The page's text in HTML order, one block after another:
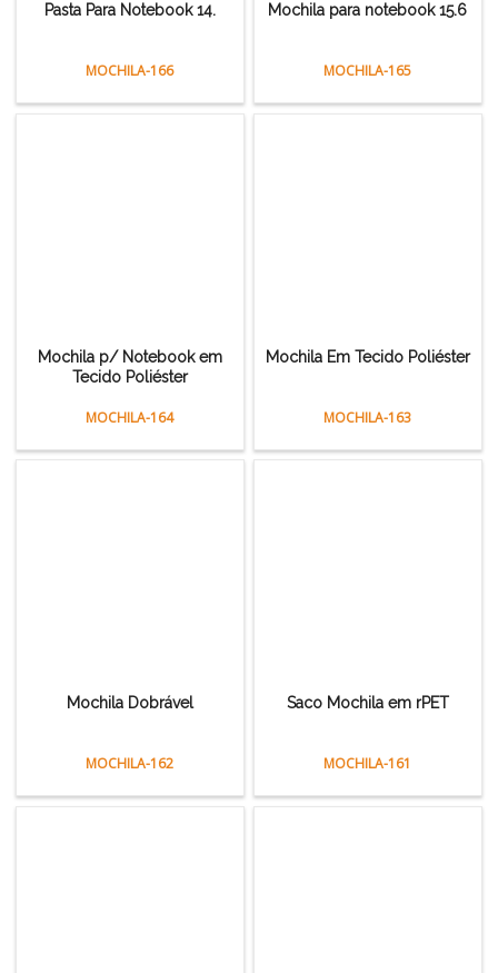
Pasta Para Notebook 14.
MOCHILA-166
Mochila para notebook 15.6
MOCHILA-165
Mochila p/ Notebook em
Tecido Poliéster
MOCHILA-164
Mochila Em Tecido Poliéster
MOCHILA-163
Mochila Dobrável
MOCHILA-162
Saco Mochila em rPET
MOCHILA-161